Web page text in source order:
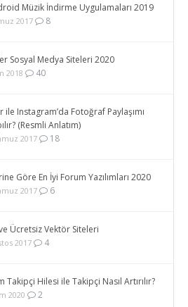
Müzik İndirme Uygulamaları 2019
2017 8
Sosyal Medya Siteleri 2020
2018 40
ile Instagram’da Fotoğraf Paylaşımı
(Resmli Anlatım)
2017 18
Göre En İyi Forum Yazılımları 2020
2017 6
Ücretsiz Vektör Siteleri
2017 4
Takipçi Hilesi ile Takipçi Nasıl Artırılır?
2020 2